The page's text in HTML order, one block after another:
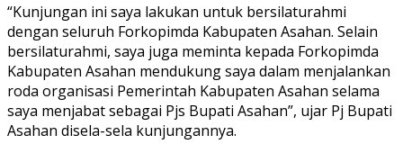
“Kunjungan ini saya lakukan untuk bersilaturahmi
dengan seluruh Forkopimda Kabupaten Asahan. Selain
bersilaturahmi, saya juga meminta kepada Forkopimda
Kabupaten Asahan mendukung saya dalam menjalankan
roda organisasi Pemerintah Kabupaten Asahan selama
saya menjabat sebagai Pjs Bupati Asahan”, ujar Pj Bupati
Asahan disela-sela kunjungannya.